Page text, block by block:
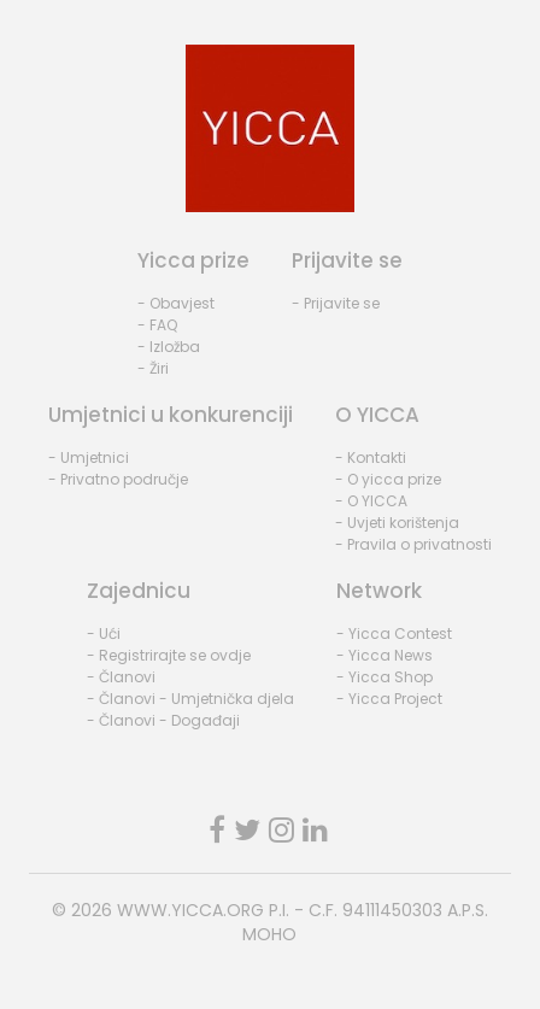
Yicca prize
- Obavjest
- FAQ
- Izložba
- Žiri
Prijavite se
- Prijavite se
Umjetnici u konkurenciji
- Umjetnici
- Privatno područje
O YICCA
- Kontakti
- O yicca prize
- O YICCA
- Uvjeti korištenja
- Pravila o privatnosti
Zajednicu
- Ući
- Registrirajte se ovdje
- Članovi
- Članovi - Umjetnička djela
- Članovi - Događaji
Network
- Yicca Contest
- Yicca News
- Yicca Shop
- Yicca Project
© 2026 WWW.YICCA.ORG P.I. - C.F. 94111450303 A.P.S.
MOHO